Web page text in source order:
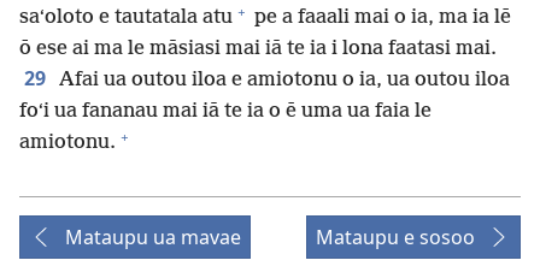
saʻoloto e tautatala atu + pe a faaali mai o ia, ma ia lē
ō ese ai ma le māsiasi mai iā te ia i lona faatasi mai.
29 Afai ua outou iloa e amiotonu o ia, ua outou iloa
foʻi ua fananau mai iā te ia o ē uma ua faia le
amiotonu. +
Mataupu ua mavae Mataupu e sosoo